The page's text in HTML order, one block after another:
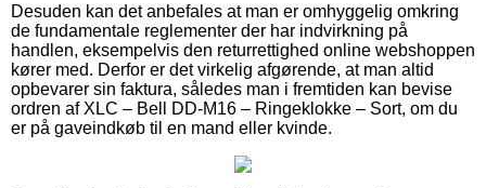
Desuden kan det anbefales at man er omhyggelig omkring
de fundamentale reglementer der har indvirkning på
handlen, eksempelvis den returrettighed online webshoppen
kører med. Derfor er det virkelig afgørende, at man altid
opbevarer sin faktura, således man i fremtiden kan bevise
ordren af XLC – Bell DD-M16 – Ringeklokke – Sort, om du
er på gaveindkøb til en mand eller kvinde.